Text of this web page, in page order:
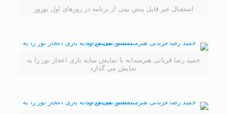
استقبال غیر قابل پیش بینی از برنامه در زورهای اول نوروز
حمید رضا قربانی هنرمندانه با نمایش سایه بازی اعجاز نور را به
نمایش می گذارد